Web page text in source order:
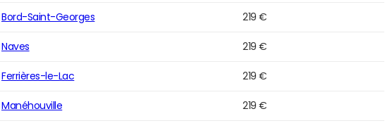
Bord-Saint-Georges 219 €
Naves 219 €
Ferrières-le-Lac 219 €
Manéhouville 219 €